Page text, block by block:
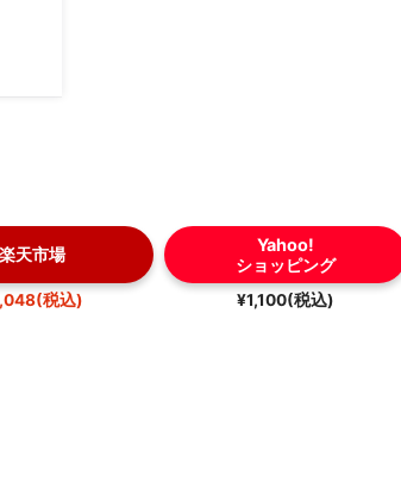
楽天市場
税込)
Yahoo!
ショッピング
¥1,100(税込)